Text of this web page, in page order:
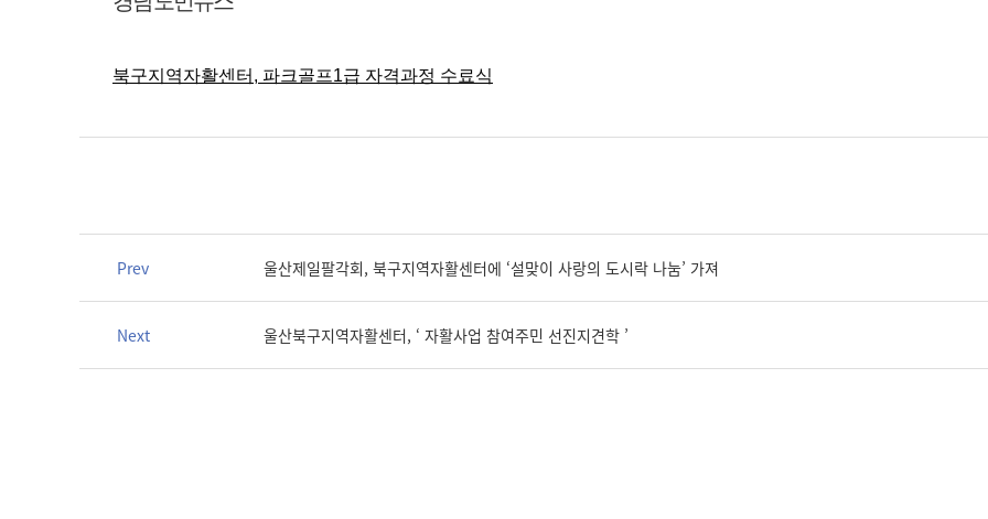
북구지역자활센터, 파크골프1급 자격과정 수료식
Prev 울산제일팔각회, 북구지역자활센터에 ‘설맞이 사랑의 도시락 나눔’ 가져
Next 울산북구지역자활센터, ‘ 자활사업 참여주민 선진지견학 ’